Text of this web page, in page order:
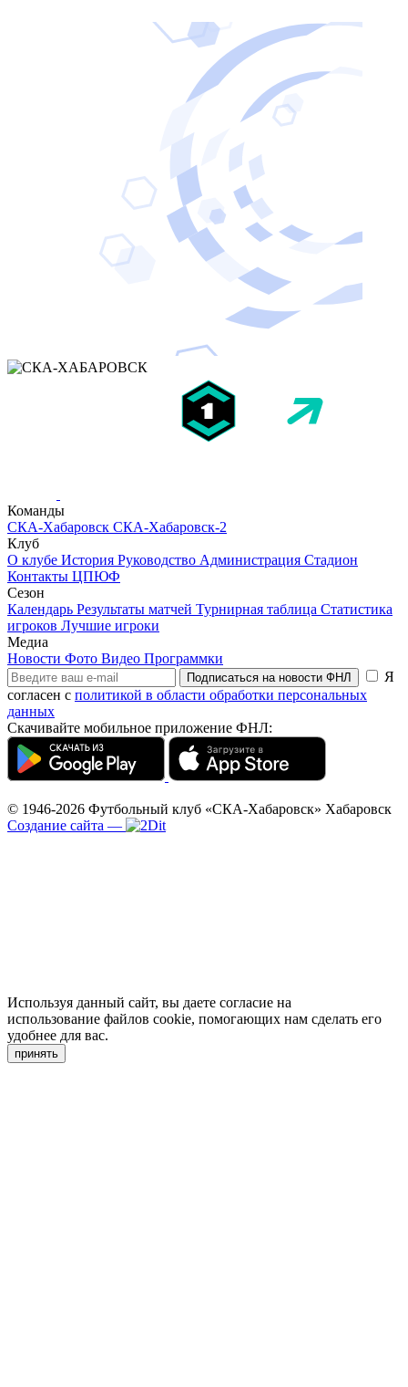
Команды
СКА-Хабаровск СКА-Хабаровск-2
Клуб
О клубе История Руководство Администрация Стадион
Контакты ЦПЮФ
Сезон
Календарь Результаты матчей Турнирная таблица Статистика
игроков Лучшие игроки
Медиа
Новости Фото Видео Программки
Подписаться на новости ФНЛ
Я
согласен с политикой в области обработки персональных
данных
Скачивайте мобильное приложение ФНЛ:
© 1946-2026 Футбольный клуб «СКА-Хабаровск» Хабаровск
Создание сайта —
Используя данный сайт, вы даете согласие на
использование файлов cookie, помогающих нам сделать его
удобнее для вас.
принять